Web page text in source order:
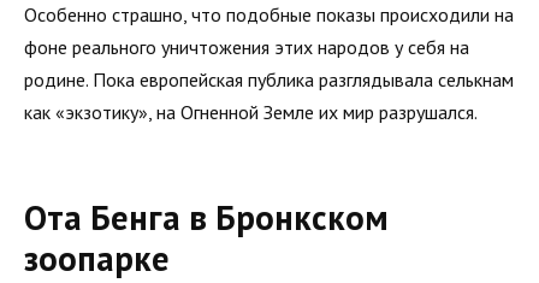
Особенно страшно, что подобные показы происходили на
фоне реального уничтожения этих народов у себя на
родине. Пока европейская публика разглядывала селькнам
как «экзотику», на Огненной Земле их мир разрушался.
Ота Бенга в Бронкском
зоопарке